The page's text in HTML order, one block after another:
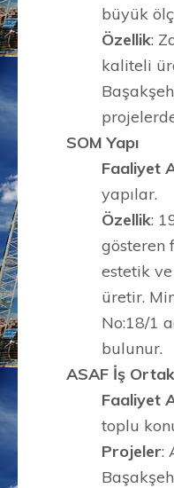
büyük
Özellik:
kaliteli
SOM Yapı
Faaliyet
yapılar.
Özellik:
gösteren
estetik
üretir.
No:18/1
bulunur.
ASAF İş
Faaliyet
toplu
Projeler: